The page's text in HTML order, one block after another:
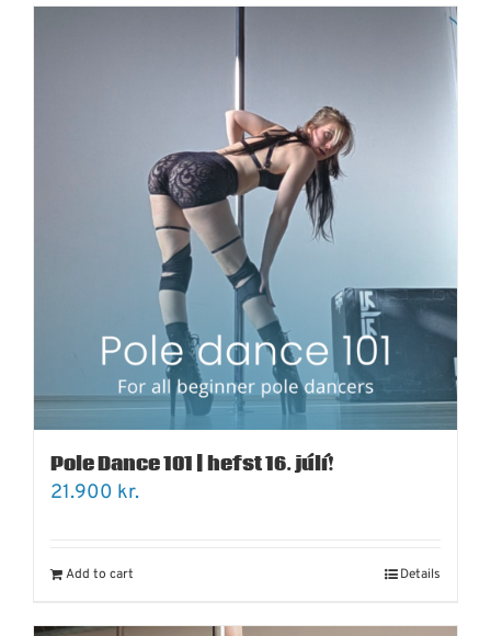
Pole Dance 101 | hefst 16. júlí!
21.900 kr.
Add to cart Details